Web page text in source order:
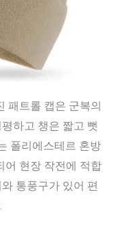
패트롤 캡은 군복의
하고 챙은 짧고 뻣
폴리에스테르 혼방
어 현장 작전에 적합
통풍구가 있어 편